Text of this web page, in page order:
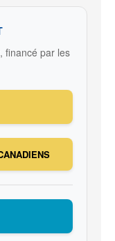
financé par les